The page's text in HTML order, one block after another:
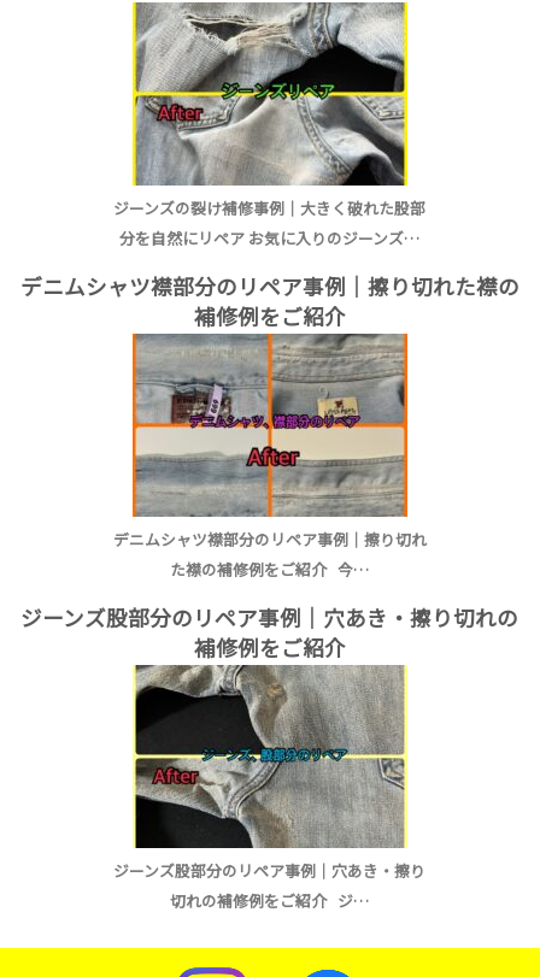
ジーンズの裂け補修事例｜大きく破れた股部
分を自然にリペア お気に入りのジーンズ…
デニムシャツ襟部分のリペア事例｜擦り切れた襟の
補修例をご紹介
デニムシャツ襟部分のリペア事例｜擦り切れ
た襟の補修例をご紹介 今…
ジーンズ股部分のリペア事例｜穴あき・擦り切れの
補修例をご紹介
ジーンズ股部分のリペア事例｜穴あき・擦り
切れの補修例をご紹介 ジ…